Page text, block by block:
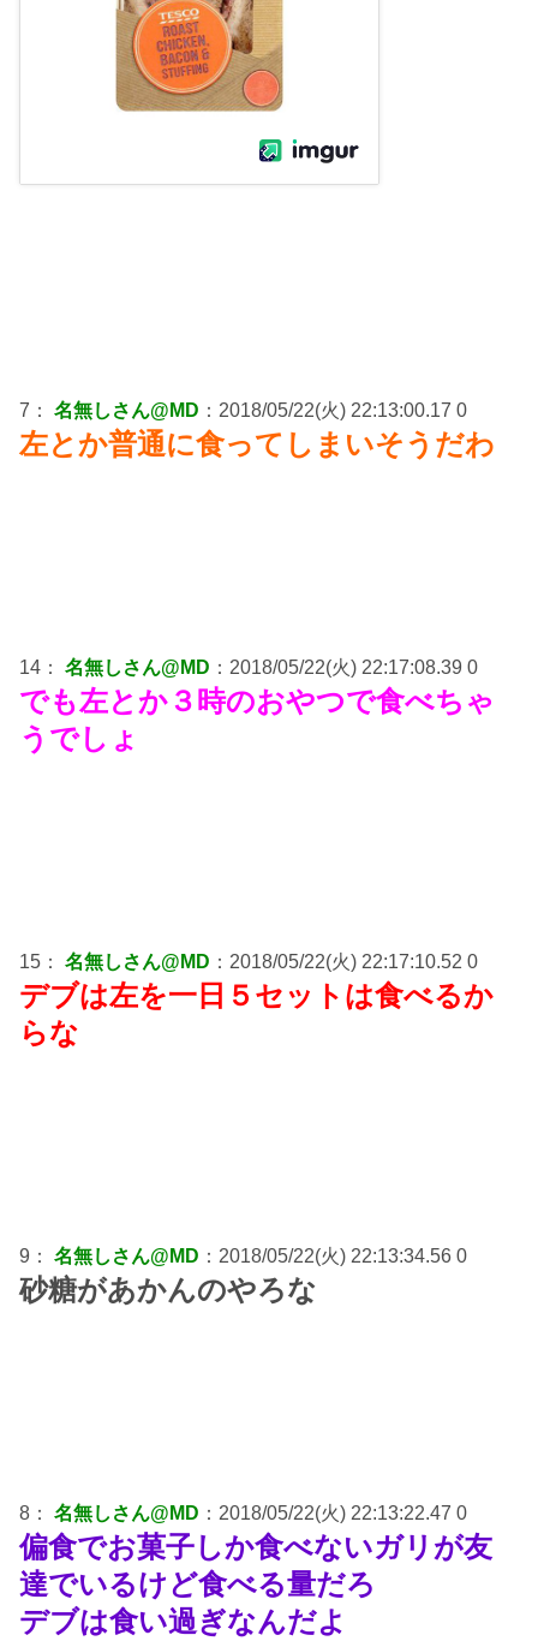
7： 名無しさん@MD ：2018/05/22(火) 22:13:00.17 0
左とか普通に食ってしまいそうだわ
14： 名無しさん@MD ：2018/05/22(火) 22:17:08.39 0
でも左とか３時のおやつで食べちゃ
うでしょ
15： 名無しさん@MD ：2018/05/22(火) 22:17:10.52 0
デブは左を一日５セットは食べるか
らな
9： 名無しさん@MD ：2018/05/22(火) 22:13:34.56 0
砂糖があかんのやろな
8： 名無しさん@MD ：2018/05/22(火) 22:13:22.47 0
偏食でお菓子しか食べないガリが友
達でいるけど食べる量だろ
デブは食い過ぎなんだよ